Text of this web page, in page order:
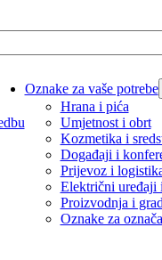
Oznake za vaše potrebe
Hrana i pića
Umjetnost i obrt
Kozmetika i
Događaji i
Prijevoz i
Električni uređaji
Proizvodnja i
Oznake za